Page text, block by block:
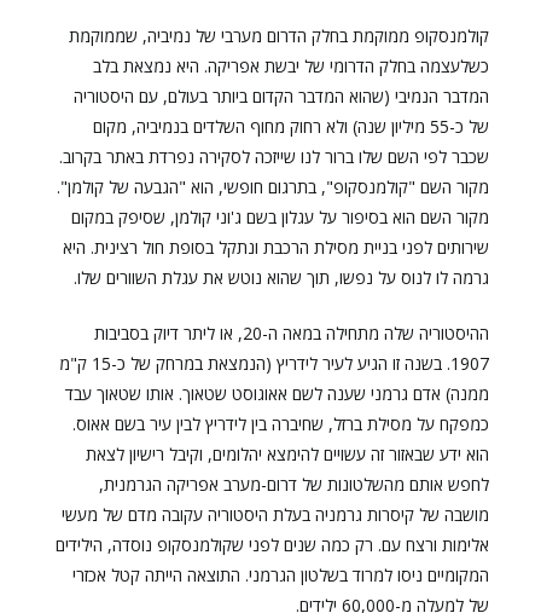
קולמנסקופ ממוקמת בחלק הדרום מערבי של נמיביה, שממוקמת
כשלעצמה בחלק הדרומי של יבשת אפריקה. היא נמצאת בלב
המדבר הנמיבי (שהוא המדבר הקדום ביותר בעולם, עם היסטוריה
של כ-55 מיליון שנה) ולא רחוק מחוף השלדים בנמיביה, מקום
שכבר לפי השם שלו ברור לנו שייזכה לסקירה נפרדת באתר בקרוב.
מקור השם "קולמנסקופ", בתרגום חופשי, הוא "הגבעה של קולמן".
מקור השם הוא בסיפור על עגלון בשם ג'וני קולמן, שסיפק במקום
שירותים לפני בניית מסילת הרכבת ונתקל בסופת חול רצינית. היא
גרמה לו לנוס על נפשו, תוך שהוא נוטש את עגלת השוורים שלו.
ההיסטוריה שלה מתחילה במאה ה-20, או ליתר דיוק בסביבות
1907. בשנה זו הגיע לעיר לידריץ (הנמצאת במרחק של כ-15 ק"מ
ממנה) אדם גרמני שענה לשם אאוגוסט שטאוך. אותו שטאוך עבד
כמפקח על מסילת ברזל, שחיברה בין לידריץ לבין עיר בשם אאוס.
הוא ידע שבאזור זה עשויים להימצא יהלומים, וקיבל רישיון לצאת
לחפש אותם מהשלטונות של דרום-מערב אפריקה הגרמנית,
מושבה של קיסרות גרמניה בעלת היסטוריה עקובה מדם של מעשי
אלימות ורצח עם. רק כמה שנים לפני שקולמנסקופ נוסדה, הילידים
המקומיים ניסו למרוד בשלטון הגרמני. התוצאה הייתה קטל אכזרי
של למעלה מ-60,000 ילידים.